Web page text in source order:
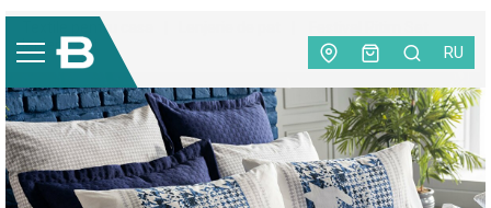
RU
Textile pentru casa
lenjerie pat